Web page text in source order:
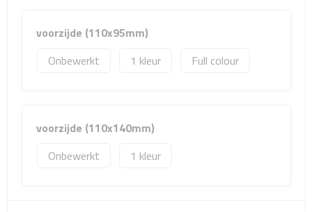
Reizen
voorzijde (110x95mm)
Onbewerkt
1 Full colour
voorzijde (110x140mm)
Onbewerkt
1